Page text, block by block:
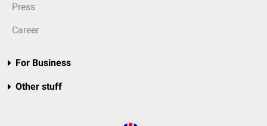
Press
Career
For Business
Other stuff